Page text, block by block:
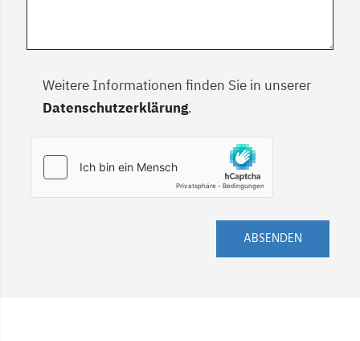
Weitere Informationen finden Sie in unserer
Datenschutzerklärung.
ABSENDEN